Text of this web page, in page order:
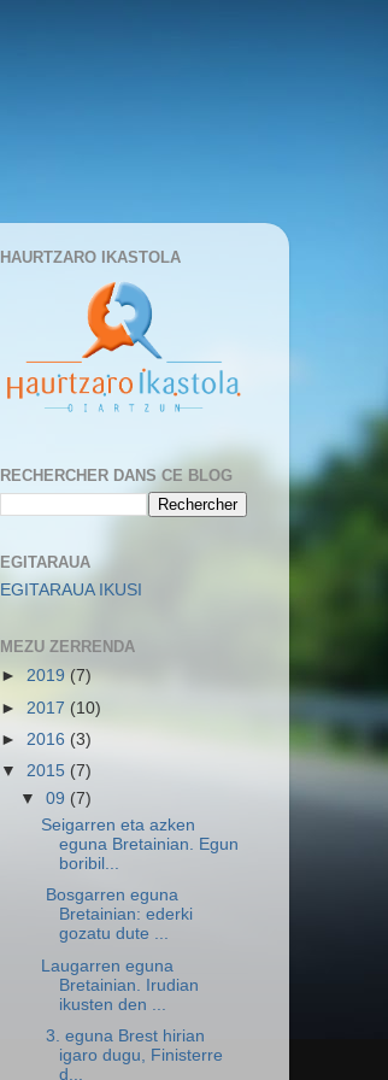
HAURTZARO IKASTOLA
RECHERCHER DANS CE BLOG
EGITARAUA
EGITARAUA IKUSI
MEZU ZERRENDA
► 2019 (7)
► 2017 (10)
► 2016 (3)
▼ 2015 (7)
▼09 (7)
Seigarren eta azken
eguna Bretainian. Egun
boribil...
Bosgarren eguna
Bretainian: ederki
gozatu dute ...
Laugarren eguna
Bretainian. Irudian
ikusten den ...
3. eguna Brest hirian
igaro dugu, Finisterre
d...